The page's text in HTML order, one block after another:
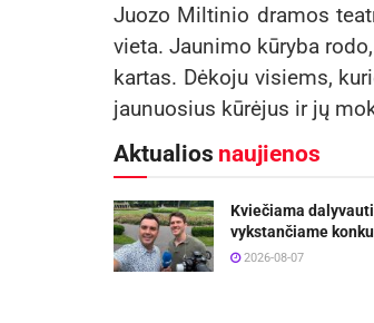
Juozo Miltinio dramos
vieta. Jaunimo kūryba
kartas. Dėkoju visiems,
jaunuosius kūrėjus ir jų
Aktualios naujienos
Kviečiama
vykstančiame
2026-08-07